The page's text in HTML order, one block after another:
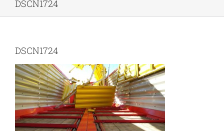
DSCN1724
DSCN1724